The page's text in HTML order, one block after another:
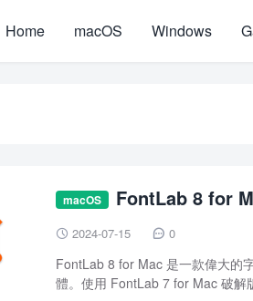
Home macOS Windows
macOS FontLab 8 for
 2024-07-15  0
FontLab 8 for Mac 是一款偉大的
體。使用 FontLab 7 for Mac 破解